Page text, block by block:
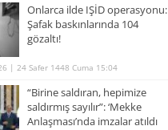
Onlarca ilde IŞİD operasyonu:
Şafak baskınlarında 104
gözaltı!
| 24 Safer 1448 Cuma 15:04
“Birine saldıran, hepimize
saldırmış sayılır”: ‘Mekke
Anlaşması’nda imzalar atıldı